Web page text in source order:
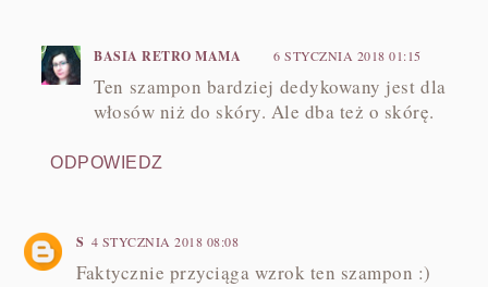
BASIA RETRO MAMA 6 STYCZNIA 2018 01:15
Ten szampon bardziej dedykowany jest dla
włosów niż do skóry. Ale dba też o skórę.
ODPOWIEDZ
S 4 STYCZNIA 2018 08:08
Faktycznie przyciąga wzrok ten szampon :)